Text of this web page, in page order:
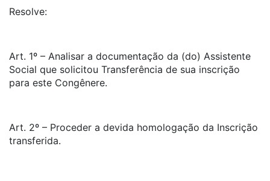
Resolve:
Art. 1º – Analisar a documentação da (do) Assistente
Social que solicitou Transferência de sua inscrição
para este Congênere.
Art. 2º – Proceder a devida homologação da Inscrição
transferida.